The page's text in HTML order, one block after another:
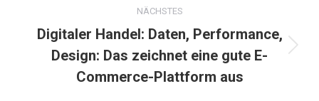
NÄCHSTES
Nächster
Beitrag:
Digitaler Handel: Daten, Performance,
Design: Das zeichnet eine gute E-
Commerce-Plattform aus